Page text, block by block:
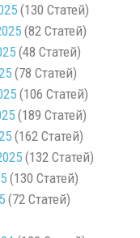
(130 Статей)
(82 Статей)
(48 Статей)
(78 Статей)
(106 Статей)
(189 Статей)
(162 Статей)
(132 Статей)
(130 Статей)
(72 Статей)